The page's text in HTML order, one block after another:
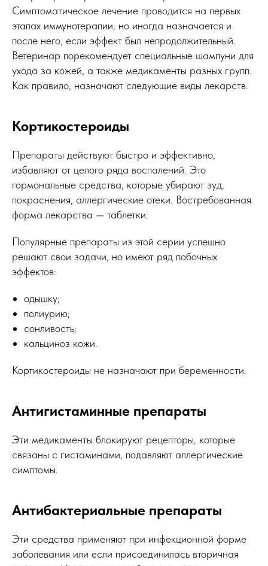
Симптоматическое лечение проводится на первых
этапах иммунотерапии, но иногда назначается и
после него, если эффект был непродолжительный.
Ветеринар порекомендует специальные шампуни для
ухода за кожей, а также медикаменты разных групп.
Как правило, назначают следующие виды лекарств.
Кортикостероиды
Препараты действуют быстро и эффективно,
избавляют от целого ряда воспалений. Это
гормональные средства, которые убирают зуд,
покраснения, аллергические отеки. Востребованная
форма лекарства — таблетки.
Популярные препараты из этой серии успешно
решают свои задачи, но имеют ряд побочных
эффектов:
одышку;
полиурию;
сонливость;
кальциноз кожи.
Кортикостероиды не назначают при беременности.
Антигистаминные препараты
Эти медикаменты блокируют рецепторы, которые
связаны с гистаминами, подавляют аллергические
симптомы.
Антибактериальные препараты
Эти средства применяют при инфекционной форме
заболевания или если присоединилась вторичная